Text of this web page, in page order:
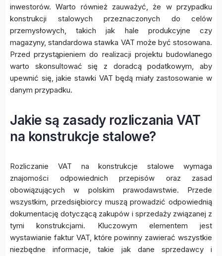
inwestorów. Warto również zauważyć, że w przypadku
konstrukcji stalowych przeznaczonych do celów
przemysłowych, takich jak hale produkcyjne czy
magazyny, standardowa stawka VAT może być stosowana.
Przed przystąpieniem do realizacji projektu budowlanego
warto skonsultować się z doradcą podatkowym, aby
upewnić się, jakie stawki VAT będą miały zastosowanie w
danym przypadku.
Jakie są zasady rozliczania VAT
na konstrukcje stalowe?
Rozliczanie VAT na konstrukcje stalowe wymaga
znajomości odpowiednich przepisów oraz zasad
obowiązujących w polskim prawodawstwie. Przede
wszystkim, przedsiębiorcy muszą prowadzić odpowiednią
dokumentację dotyczącą zakupów i sprzedaży związanej z
tymi konstrukcjami. Kluczowym elementem jest
wystawianie faktur VAT, które powinny zawierać wszystkie
niezbędne informacje, takie jak dane sprzedawcy i